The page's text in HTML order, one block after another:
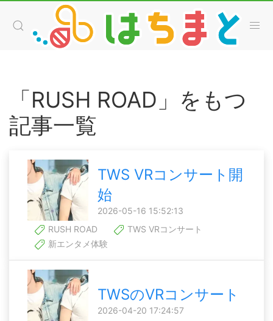
「RUSH ROAD」をもつ
記事一覧
TWS VRコンサート開
始
2026-05-16 15:52:13
RUSH ROAD
TWS VRコンサート
新エンタメ体験
TWSのVRコンサート
2026-04-20 17:24:57